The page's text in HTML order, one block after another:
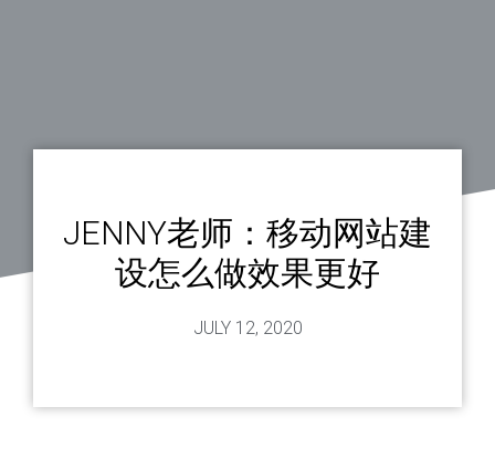
JENNY老师：移动网站建
设怎么做效果更好
JULY 12, 2020